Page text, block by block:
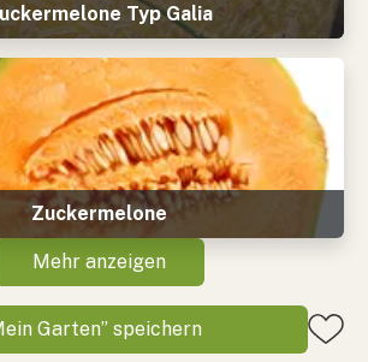
Typ Galia
Zuckermelone
Mehr anzeigen
Garten” speichern